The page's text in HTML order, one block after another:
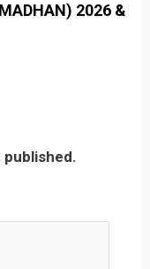
2026 &
published.